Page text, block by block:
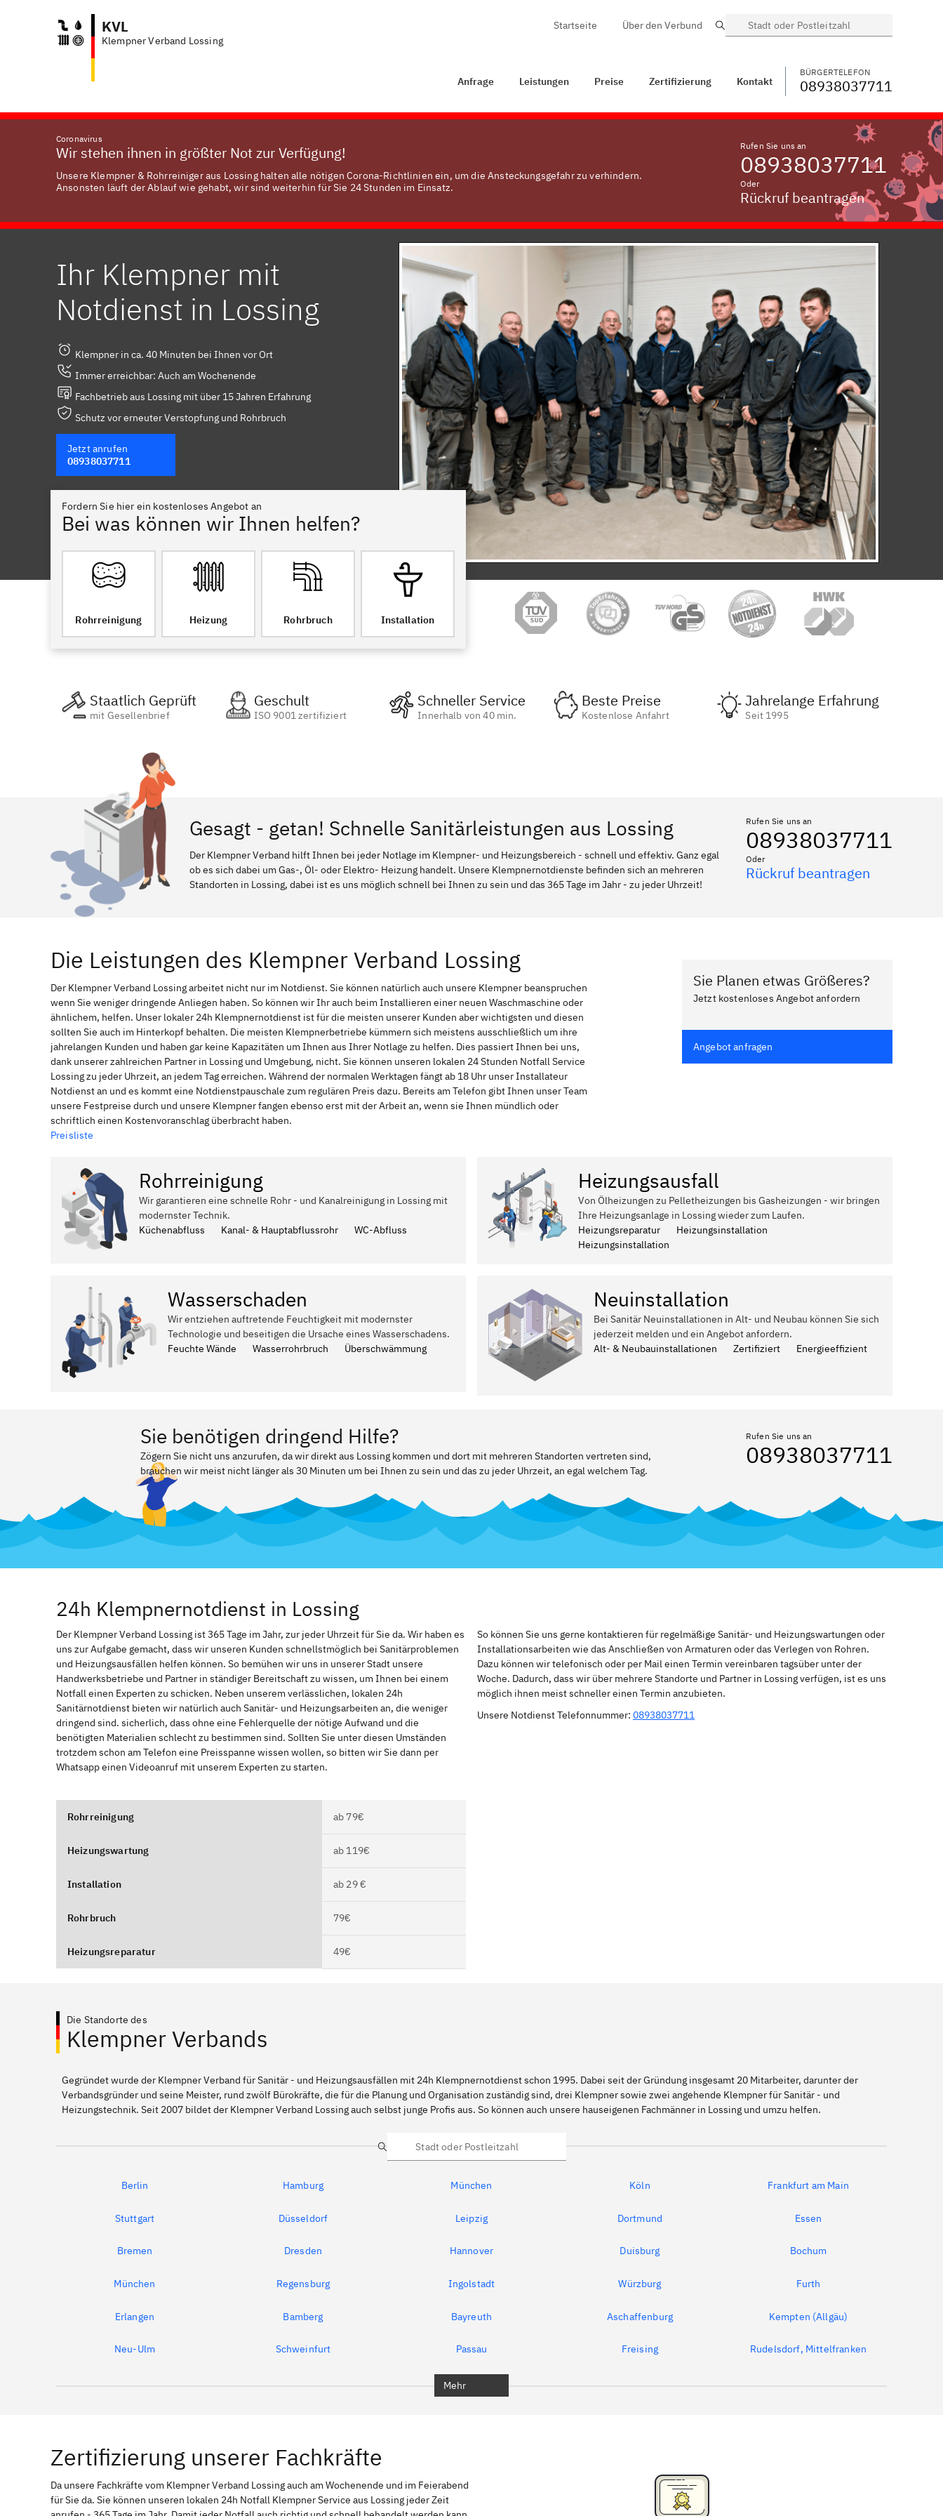
KVL
Klempner Verband Lossing
BÜRGERTELEFON WECHSELN
Startseite Über den Verbund Suche
Anfrage Leistungen Preise Zertifizierung Kontakt
BÜRGERTELEFON
08938037711
Coronavirus
Wir stehen ihnen in größter Not zur Verfügung!
Unsere Klempner & Rohrreiniger aus Lossing halten alle nötigen Corona-Richtlinien ein, um die Ansteckungsgefahr zu verhindern.
Ansonsten läuft der Ablauf wie gehabt, wir sind weiterhin für Sie 24 Stunden im Einsatz.
Rufen Sie uns an
08938037711
Oder
Rückruf beantragen
Ihr Klempner mit
Notdienst in Lossing
Klempner in ca. 40 Minuten bei Ihnen vor Ort
Immer erreichbar: Auch am Wochenende
Fachbetrieb aus Lossing mit über 15 Jahren Erfahrung
Schutz vor erneuter Verstopfung und Rohrbruch
Jetzt anrufen
08938037711
Fordern Sie hier ein kostenloses Angebot an
Bei was können wir Ihnen helfen?
Rohrreinigung Heizung Rohrbruch Installation
Staatlich Geprüft
mit Gesellenbrief
Geschult
ISO 9001 zertifiziert
Schneller Service
Innerhalb von 40 min.
Beste Preise
Kostenlose Anfahrt
Jahrelange Erfahrung
Seit 1995
Gesagt - getan! Schnelle Sanitärleistungen aus Lossing
Der Klempner Verband hilft Ihnen bei jeder Notlage im Klempner- und Heizungsbereich - schnell und effektiv. Ganz egal
ob es sich dabei um Gas-, Öl- oder Elektro- Heizung handelt. Unsere Klempnernotdienste befinden sich an mehreren
Standorten in Lossing, dabei ist es uns möglich schnell bei Ihnen zu sein und das 365 Tage im Jahr - zu jeder Uhrzeit!
Rufen Sie uns an
08938037711
Oder
Rückruf beantragen
Die Leistungen des Klempner Verband Lossing
Der Klempner Verband Lossing arbeitet nicht nur im Notdienst. Sie können natürlich auch unsere Klempner beanspruchen
wenn Sie weniger dringende Anliegen haben. So können wir Ihr auch beim Installieren einer neuen Waschmaschine oder
ähnlichem, helfen. Unser lokaler 24h Klempnernotdienst ist für die meisten unserer Kunden aber wichtigsten und diesen
sollten Sie auch im Hinterkopf behalten. Die meisten Klempnerbetriebe kümmern sich meistens ausschließlich um ihre
jahrelangen Kunden und haben gar keine Kapazitäten um Ihnen aus Ihrer Notlage zu helfen. Dies passiert Ihnen bei uns,
dank unserer zahlreichen Partner in Lossing und Umgebung, nicht. Sie können unseren lokalen 24 Stunden Notfall Service
Lossing zu jeder Uhrzeit, an jedem Tag erreichen. Während der normalen Werktagen fängt ab 18 Uhr unser Installateur
Notdienst an und es kommt eine Notdienstpauschale zum regulären Preis dazu. Bereits am Telefon gibt Ihnen unser Team
unsere Festpreise durch und unsere Klempner fangen ebenso erst mit der Arbeit an, wenn sie Ihnen mündlich oder
schriftlich einen Kostenvoranschlag überbracht haben.
Preisliste
Sie Planen etwas Größeres?
Jetzt kostenloses Angebot anfordern
Angebot anfragen
Rohrreinigung
Wir garantieren eine schnelle Rohr - und Kanalreinigung in Lossing mit
modernster Technik.
Küchenabfluss
Kanal- & Hauptabflussrohr WC-Abfluss
Heizungsausfall
Von Ölheizungen zu Pelletheizungen bis Gasheizungen - wir bringen
Ihre Heizungsanlage in Lossing wieder zum Laufen.
Heizungsreparatur
Heizungsinstallation
Heizungsinstallation
Wasserschaden
Wir entziehen auftretende Feuchtigkeit mit modernster
Technologie und beseitigen die Ursache eines Wasserschadens.
Feuchte Wände
Wasserrohrbruch Überschwämmung
Neuinstallation
Bei Sanitär Neuinstallationen in Alt- und Neubau können Sie sich
jederzeit melden und ein Angebot anfordern.
Alt- & Neubauinstallationen
Zertifiziert Energieeffizient
Sie benötigen dringend Hilfe?
Zögern Sie nicht uns anzurufen, da wir direkt aus Lossing kommen und dort mit mehreren Standorten vertreten sind,
brauchen wir meist nicht länger als 30 Minuten um bei Ihnen zu sein und das zu jeder Uhrzeit, an egal welchem Tag.
Rufen Sie uns an
08938037711
24h Klempnernotdienst in Lossing
Der Klempner Verband Lossing ist 365 Tage im Jahr, zur jeder Uhrzeit für Sie da. Wir haben es
uns zur Aufgabe gemacht, dass wir unseren Kunden schnellstmöglich bei Sanitärproblemen
und Heizungsausfällen helfen können. So bemühen wir uns in unserer Stadt unsere
Handwerksbetriebe und Partner in ständiger Bereitschaft zu wissen, um Ihnen bei einem
Notfall einen Experten zu schicken. Neben unserem verlässlichen, lokalen 24h
Sanitärnotdienst bieten wir natürlich auch Sanitär- und Heizungsarbeiten an, die weniger
dringend sind. sicherlich, dass ohne eine Fehlerquelle der nötige Aufwand und die
benötigten Materialien schlecht zu bestimmen sind. Sollten Sie unter diesen Umständen
trotzdem schon am Telefon eine Preisspanne wissen wollen, so bitten wir Sie dann per
Whatsapp einen Videoanruf mit unserem Experten zu starten.
So können Sie uns gerne kontaktieren für regelmäßige Sanitär- und Heizungswartungen oder
Installationsarbeiten wie das Anschließen von Armaturen oder das Verlegen von Rohren.
Dazu können wir telefonisch oder per Mail einen Termin vereinbaren tagsüber unter der
Woche. Dadurch, dass wir über mehrere Standorte und Partner in Lossing verfügen, ist es uns
möglich ihnen meist schneller einen Termin anzubieten.
Unsere Notdienst Telefonnummer: 08938037711
Rohrreinigung ab 79€
Heizungswartung ab 119€
Installation ab 29 €
Rohrbruch 79€
Heizungsreparatur 49€
Die Standorte des
Klempner Verbands
Gegründet wurde der Klempner Verband für Sanitär - und Heizungsausfällen mit 24h Klempnernotdienst schon 1995. Dabei seit der Gründung insgesamt 20 Mitarbeiter, darunter der
Verbandsgründer und seine Meister, rund zwölf Bürokräfte, die für die Planung und Organisation zuständig sind, drei Klempner sowie zwei angehende Klempner für Sanitär - und
Heizungstechnik. Seit 2007 bildet der Klempner Verband Lossing auch selbst junge Profis aus. So können auch unsere hauseigenen Fachmänner in Lossing und umzu helfen.
Suche
Berlin Hamburg München Köln Frankfurt am Main
Stuttgart Düsseldorf Leipzig Dortmund Essen
Bremen Dresden Hannover Duisburg Bochum
München Regensburg Ingolstadt Würzburg Furth
Erlangen Bamberg Bayreuth Aschaffenburg Kempten (Allgäu)
Neu-Ulm Schweinfurt Passau Freising Rudelsdorf, Mittelfranken
Mehr
Zertifizierung unserer Fachkräfte
Da unsere Fachkräfte vom Klempner Verband Lossing auch am Wochenende und im Feierabend
für Sie da. Sie können unseren lokalen 24h Notfall Klempner Service aus Lossing jeder Zeit